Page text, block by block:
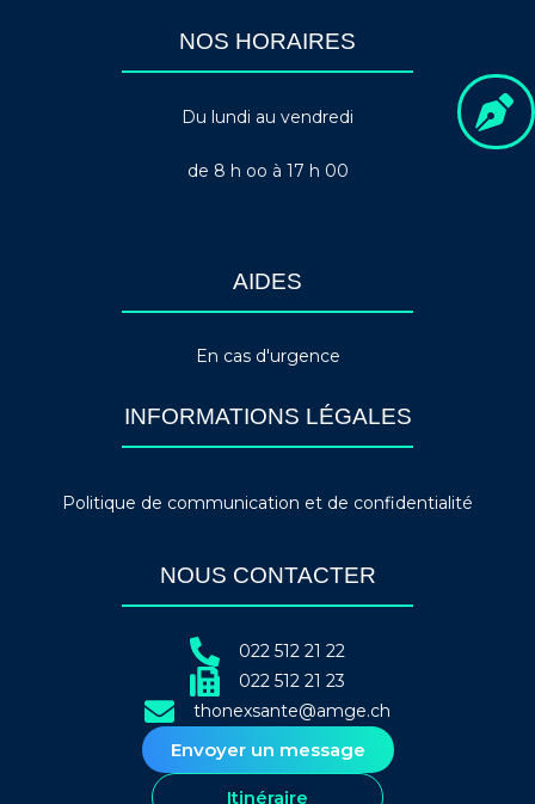
NOS HORAIRES
Du lundi au vendredi
de 8 h oo à 17 h 00
AIDES
En cas d'urgence
INFORMATIONS LÉGALES
Politique de communication et de confidentialité
NOUS CONTACTER
022 512 21 22
022 512 21 23
thonexsante@amge.ch
Envoyer un message
Itinéraire